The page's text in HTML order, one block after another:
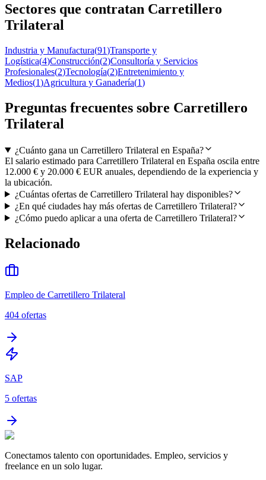
Sectores que contratan Carretillero
Trilateral
Industria y Manufactura(91)Transporte y
Logística(4)Construcción(2)Consultoría y Servicios
Profesionales(2)Tecnología(2)Entretenimiento y
Medios(1)Agricultura y Ganadería(1)
Preguntas frecuentes sobre Carretillero
Trilateral
¿Cuánto gana un Carretillero Trilateral en España?
El salario estimado para Carretillero Trilateral en España oscila entre
12.000 € y 20.000 € EUR anuales, dependiendo de la experiencia y
la ubicación.
¿Cuántas ofertas de Carretillero Trilateral hay disponibles?
¿En qué ciudades hay más ofertas de Carretillero Trilateral?
¿Cómo puedo aplicar a una oferta de Carretillero Trilateral?
Relacionado
Empleo de Carretillero Trilateral
404 ofertas
SAP
5 ofertas
Conectamos talento con oportunidades. Empleo, servicios y
freelance en un solo lugar.